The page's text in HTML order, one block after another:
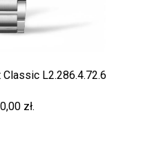
L2.286.4.72.6
zł.